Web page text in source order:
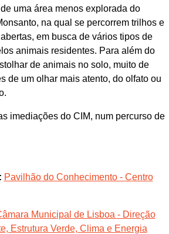
uma área menos explorada do
na qual se percorrem trilhos e
em busca de vários tipos de
animais residentes. Para além do
de animais no solo, muito de
de um olhar mais atento, do olfato ou
imediações do CIM, num percurso de
Pavilhão do Conhecimento - Centro
Municipal de Lisboa - Direção
Estrutura Verde, Clima e Energia